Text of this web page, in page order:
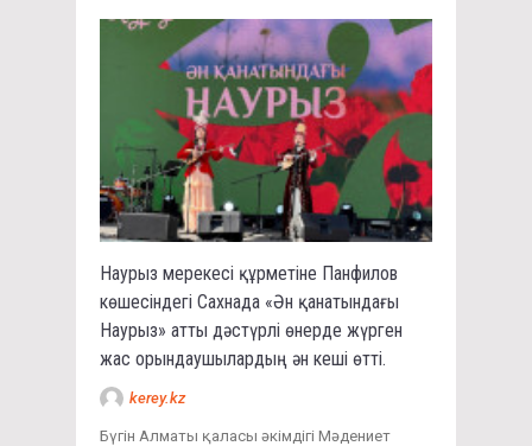
Наурыз мерекесі құрметіне Панфилов
көшесіндегі Сахнада «Ән қанатындағы
Наурыз» атты дәстүрлі өнерде жүрген
жас орындаушылардың ән кеші өтті.
kerey.kz
Бүгін Алматы қаласы әкімдігі Мәдениет